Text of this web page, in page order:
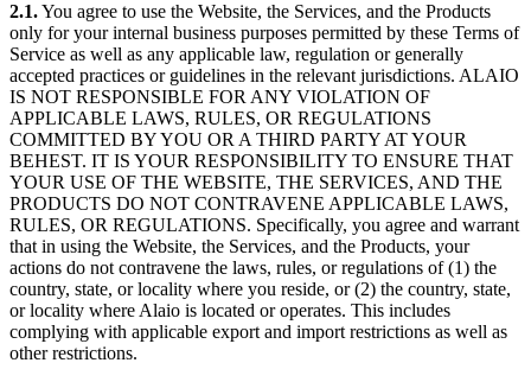
2.1.You agree to use the Website, the Services, and the Products
only for your internal business purposes permitted by these Terms of
Service as well as any applicable law, regulation or generally
accepted practices or guidelines in the relevant jurisdictions. ALAIO
IS NOT RESPONSIBLE FOR ANY VIOLATION OF
APPLICABLE LAWS, RULES, OR REGULATIONS
COMMITTED BY YOU OR A THIRD PARTY AT YOUR
BEHEST. IT IS YOUR RESPONSIBILITY TO ENSURE THAT
YOUR USE OF THE WEBSITE, THE SERVICES, AND THE
PRODUCTS DO NOT CONTRAVENE APPLICABLE LAWS,
RULES, OR REGULATIONS. Specifically, you agree and warrant
that in using the Website, the Services, and the Products, your
actions do not contravene the laws, rules, or regulations of (1) the
country, state, or locality where you reside, or (2) the country, state,
or locality where Alaio is located or operates. This includes
complying with applicable export and import restrictions as well as
other restrictions.